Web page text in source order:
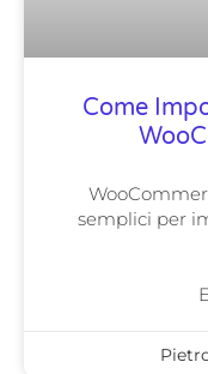
Come
semplici per